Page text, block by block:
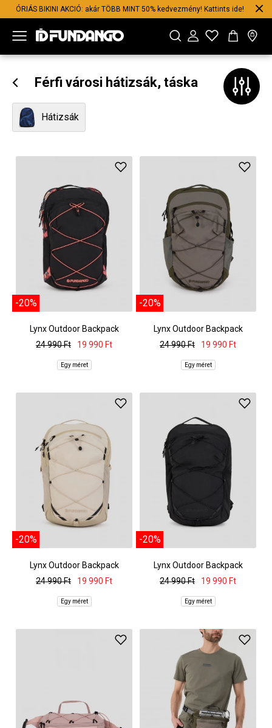
ÓRIÁS BIKINI AKCIÓ: akár TÖBB MINT 50% kedvezmény! Kattints ide!
Férfi városi hátizsák, táska
Hátizsák
-20%
Lynx Outdoor Backpack
24 990 Ft
19 990 Ft
Egy méret
-20%
Lynx Outdoor Backpack
24 990 Ft
19 990 Ft
Egy méret
-20%
Lynx Outdoor Backpack
24 990 Ft
19 990 Ft
Egy méret
-20%
Lynx Outdoor Backpack
24 990 Ft
19 990 Ft
Egy méret